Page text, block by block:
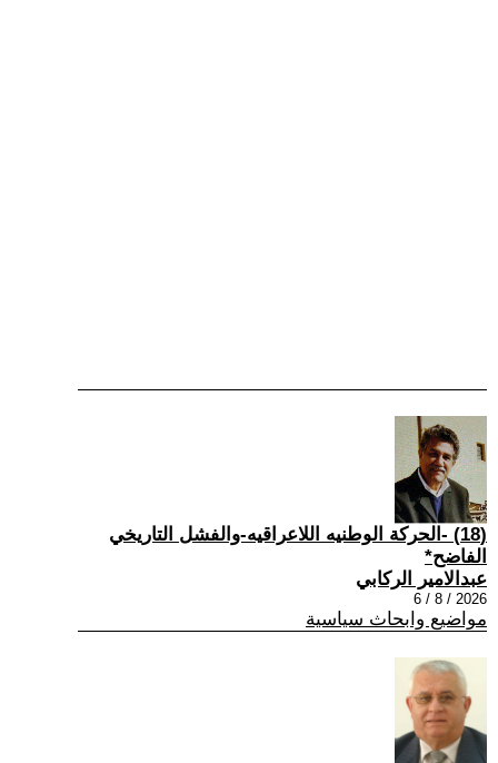
(18) -الحركة الوطنيه اللاعراقيه-والفشل التاريخي
الفاضح*
عبدالامير الركابي
2026 / 8 / 6
مواضيع وابحاث سياسية